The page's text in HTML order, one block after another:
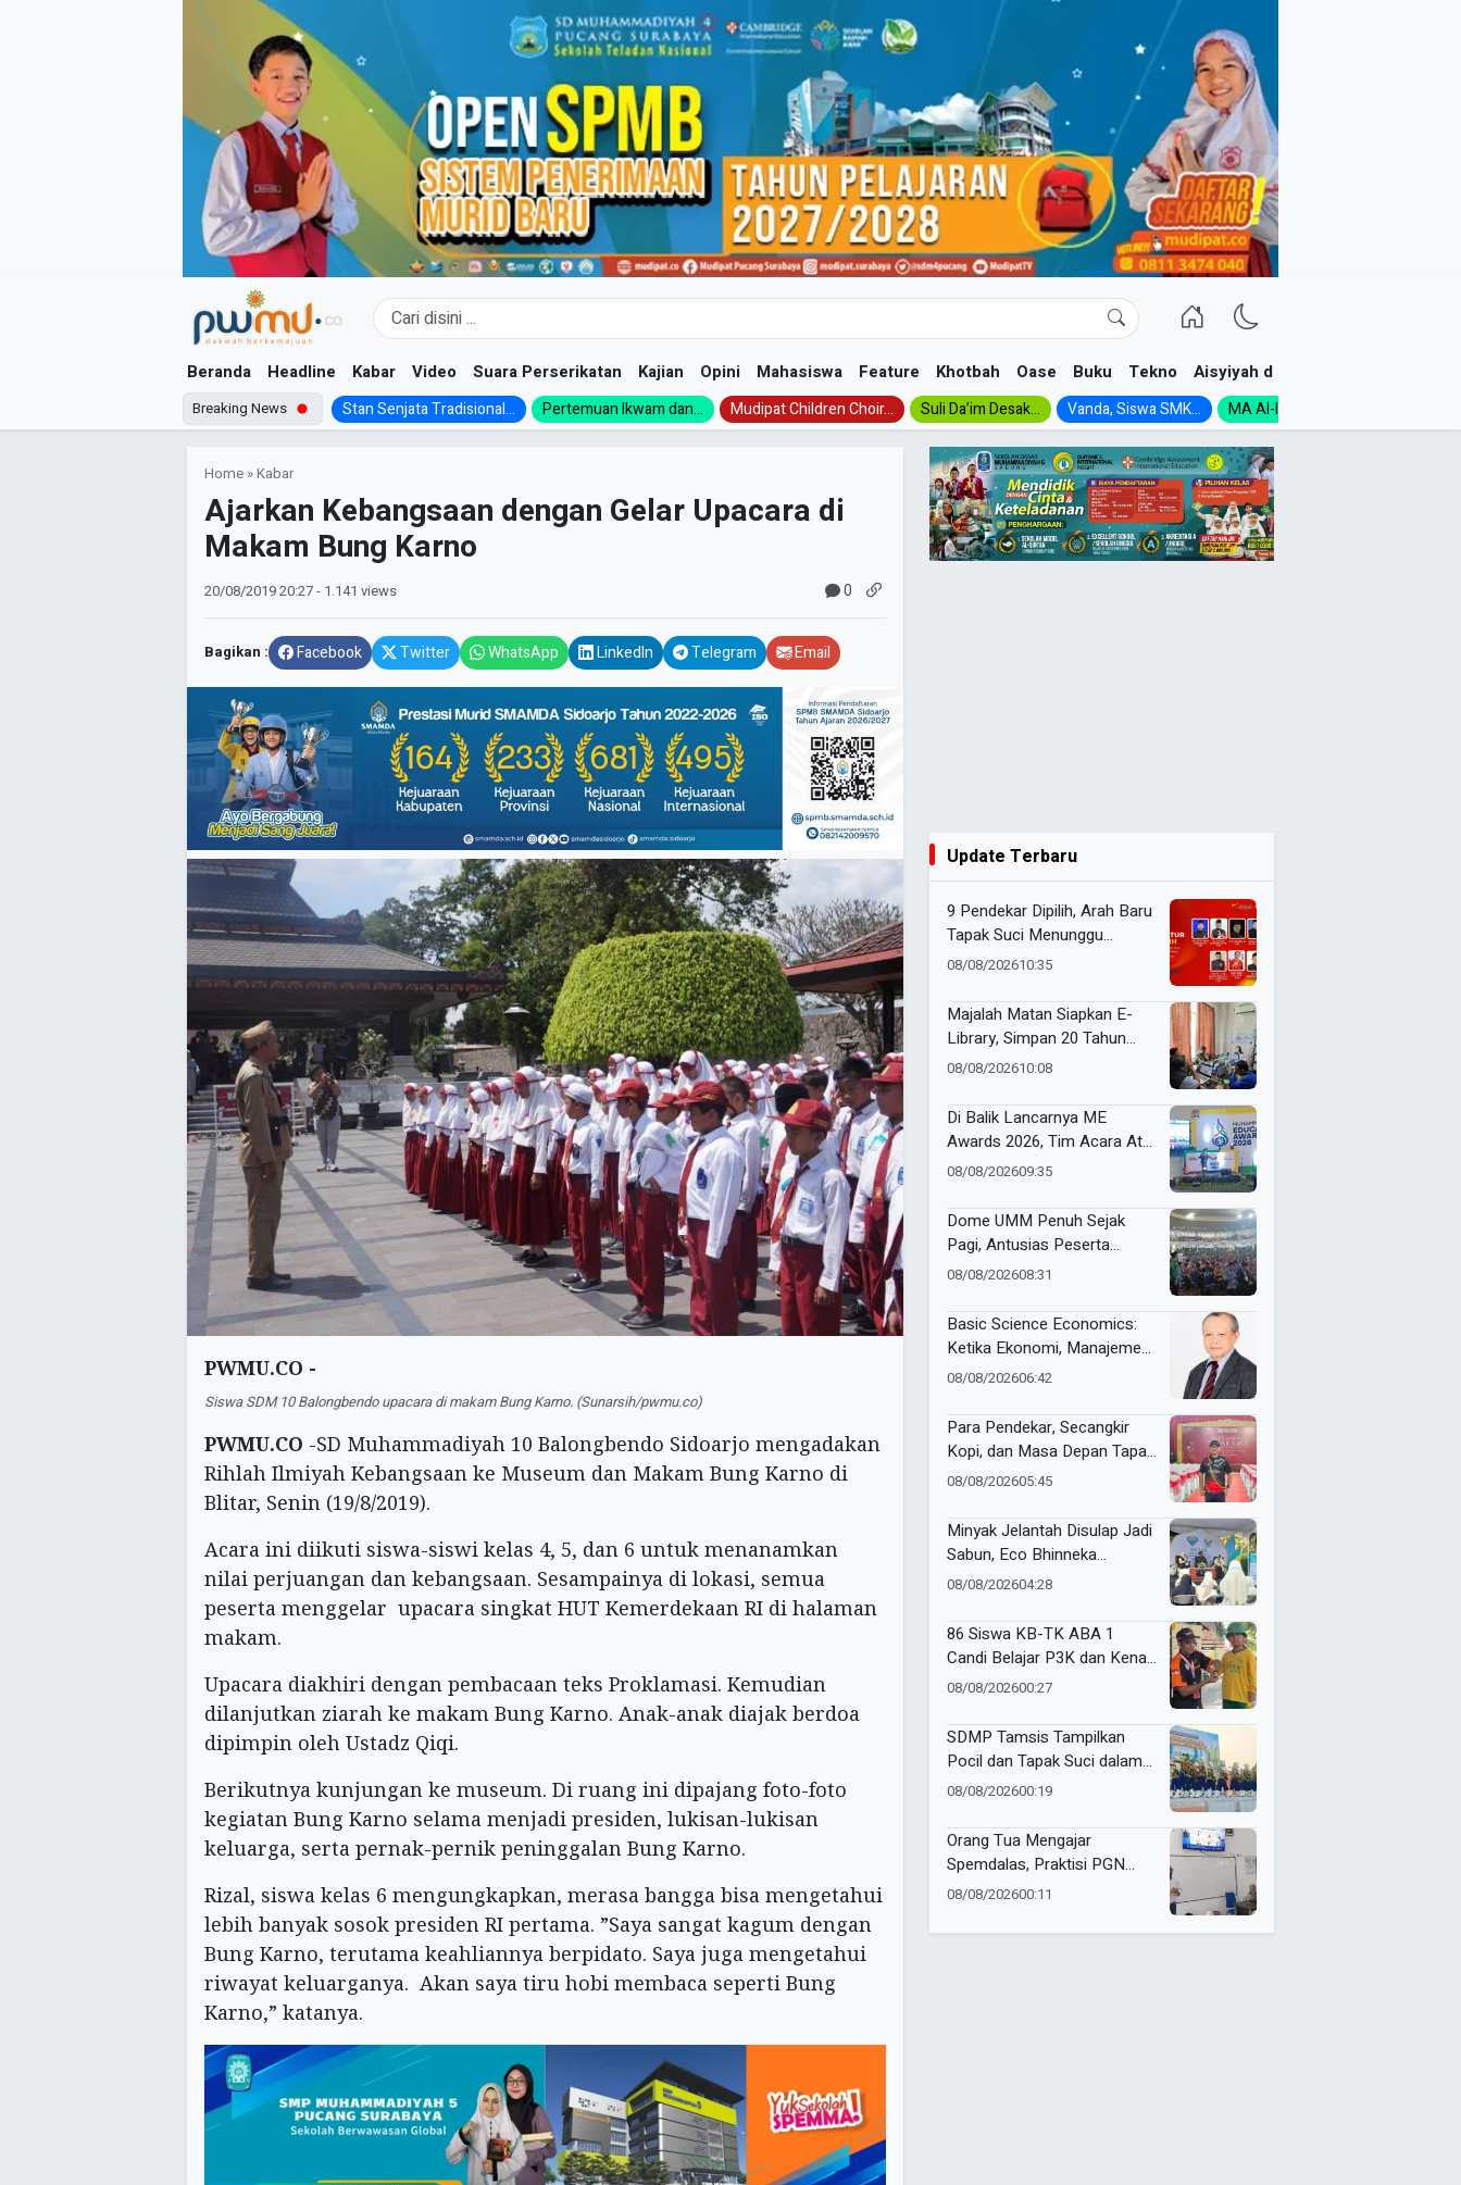
Beranda Headline Kabar Video Suara Perserikatan Kajian Opini Mahasiswa Feature Khotbah Oase Buku Tekno Aisyiyah dan NA
Breaking News Stan Senjata Tradisional... Pertemuan Ikwam dan... Mudipat Children Choir... Suli Da’im Desak... Vanda, Siswa SMK... MA Al-Ishlah Gelar...
Home »Kabar
Ajarkan Kebangsaan dengan Gelar Upacara di
Makam Bung Karno
20/08/201920:27- 1.141 views 0
Bagikan : Facebook Twitter WhatsApp LinkedIn Telegram Email
PWMU.CO -
Siswa SDM 10 Balongbendo upacara di makam Bung Karno. (Sunarsih/pwmu.co)
PWMU.CO -SD Muhammadiyah 10 Balongbendo Sidoarjo mengadakan
Rihlah Ilmiyah Kebangsaan ke Museum dan Makam Bung Karno di
Blitar, Senin (19/8/2019).
Acara ini diikuti siswa-siswi kelas 4, 5, dan 6 untuk menanamkan
nilai perjuangan dan kebangsaan. Sesampainya di lokasi, semua
peserta menggelar upacara singkat HUT Kemerdekaan RI di halaman
makam.
Upacara diakhiri dengan pembacaan teks Proklamasi. Kemudian
dilanjutkan ziarah ke makam Bung Karno. Anak-anak diajak berdoa
dipimpin oleh Ustadz Qiqi.
Berikutnya kunjungan ke museum. Di ruang ini dipajang foto-foto
kegiatan Bung Karno selama menjadi presiden, lukisan-lukisan
keluarga, serta pernak-pernik peninggalan Bung Karno.
Rizal, siswa kelas 6 mengungkapkan, merasa bangga bisa mengetahui
lebih banyak sosok presiden RI pertama. ”Saya sangat kagum dengan
Bung Karno, terutama keahliannya berpidato. Saya juga mengetahui
riwayat keluarganya. Akan saya tiru hobi membaca seperti Bung
Karno,” katanya.
Update Terbaru
9 Pendekar Dipilih, Arah Baru
Tapak Suci Menunggu
Keputusan Formatur
08/08/202610:35
Majalah Matan Siapkan E-
Library, Simpan 20 Tahun
Jejak Muhammadiyah
08/08/202610:08
Di Balik Lancarnya ME
Awards 2026, Tim Acara Atur
Sirkulasi Ribuan Peserta
08/08/202609:35
Dome UMM Penuh Sejak
Pagi, Antusias Peserta
Warnai Jelang ME Awards
08/08/202608:31
Basic Science Economics:
Ketika Ekonomi, Manajemen,
dan Akuntansi Tak Sekadar
08/08/202606:42
Para Pendekar, Secangkir
Kopi, dan Masa Depan Tapak
Suci
08/08/202605:45
Minyak Jelantah Disulap Jadi
Sabun, Eco Bhinneka
Muhammadiyah Inspirasi
08/08/202604:28
86 Siswa KB-TK ABA 1
Candi Belajar P3K dan Kenali
Ambulans Lewat Ambulance
08/08/202600:27
SDMP Tamsis Tampilkan
Pocil dan Tapak Suci dalam
One School One Event di
08/08/202600:19
Orang Tua Mengajar
Spemdalas, Praktisi PGN
SAKA Kenalkan Dunia
08/08/202600:11